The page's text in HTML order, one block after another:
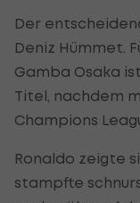
Der
Deniz Hümmet.
Gamba Osaka
Titel, nachdem
Champions
Ronaldo zeigte
stampfte